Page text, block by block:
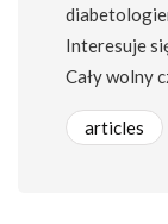
Interesuje
Cały wolny
articles